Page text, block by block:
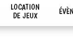
LOCATION
DE JEUX